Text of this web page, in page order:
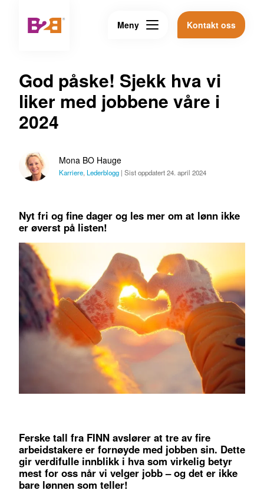
Meny Kontakt oss
God påske! Sjekk hva vi
liker med jobbene våre i
2024
Mona BO Hauge
Karriere, Lederblogg | Sist oppdatert 24. april 2024
Nyt fri og fine dager og les mer om at lønn ikke
er øverst på listen!
Ferske tall fra FINN avslører at tre av fire
arbeidstakere er fornøyde med jobben sin. Dette
gir verdifulle innblikk i hva som virkelig betyr
mest for oss når vi velger jobb – og det er ikke
bare lønnen som teller!